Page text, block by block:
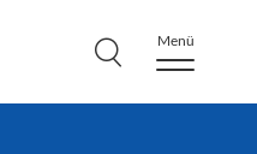
Menü